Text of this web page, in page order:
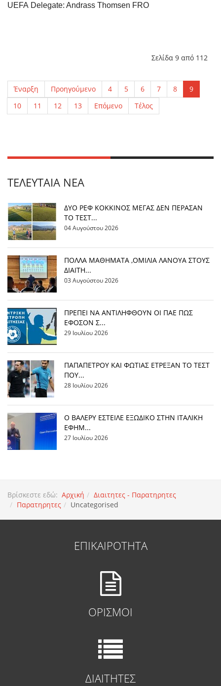
UEFA Delegate: Andrass Thomsen FRO
Σελίδα 9 από 112
Έναρξη Προηγούμενο 4 5 6 7 8
9
10
11 12 13 Επόμενο Τέλος
ΤΕΛΕΥΤΑΊΑ ΝΈΑ
ΔΥΟ ΡΕΦ ΚΟΚΚΙΝΟΣ ΜΕΓΑΣ ΔΕΝ ΠΕΡΑΣΑΝ
ΤΟ ΤΕΣΤ...
04 Αυγούστου 2026
ΠΟΛΛΑ ΜΑΘΗΜΑΤΑ ,ΟΜΙΛΙΑ ΛΑΝΟΥΑ ΣΤΟΥΣ
ΔΙΑΙΤΗ...
03 Αυγούστου 2026
ΠΡΕΠΕΙ ΝΑ ΑΝΤΙΛΗΦΘΟΥΝ ΟΙ ΠΑΕ ΠΩΣ
ΕΦΟΣΟΝ Σ...
29 Ιουλίου 2026
ΠΑΠΑΠΕΤΡΟΥ ΚΑΙ ΦΩΤΙΑΣ ΕΤΡΕΞΑΝ ΤΟ ΤΕΣΤ
ΠΟΥ...
28 Ιουλίου 2026
Ο ΒΑΛΕΡΥ ΕΣΤΕΙΛΕ ΕΞΩΔΙΚΟ ΣΤΗΝ ΙΤΑΛΙΚΗ
ΕΦΗΜ...
27 Ιουλίου 2026
Βρίσκεστε εδώ: Αρχική
Διαιτητες - Παρατηρητες
Παρατηρητες
Uncategorised
ΕΠΙΚΑΙΡΟΤΗΤΑ
ΟΡΙΣΜΟΙ
ΔΙΑΙΤΗΤΕΣ